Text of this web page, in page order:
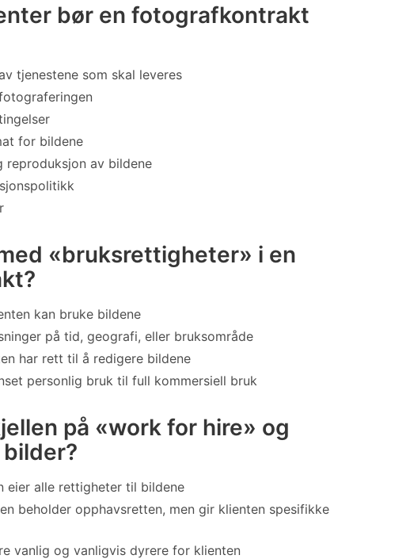
bør en fotografkontrakt
tjenestene som skal leveres
for bildene
reproduksjon av bildene
«bruksrettigheter» i en
kan bruke bildene
på tid, geografi, eller bruksområde
har rett til å redigere bildene
personlig bruk til full kommersiell bruk
på «work for hire» og
eier alle rettigheter til bildene
beholder opphavsretten, men gir klienten spesifikke
vanlig og vanligvis dyrere for klienten